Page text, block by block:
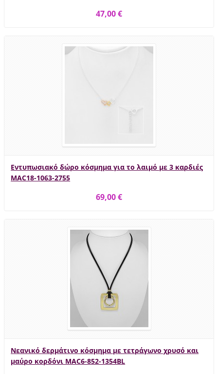
47,00 €
Εντυπωσιακό δώρο κόσμημα για το λαιμό με 3 καρδιές
MAC18-1063-2755
69,00 €
Νεανικό δερμάτινο κόσμημα με τετράγωνο χρυσό και
μαύρο κορδόνι MAC6-852-1354BL